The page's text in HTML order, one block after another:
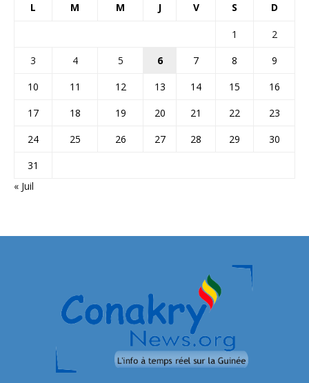
L M M J V S D
1
2
3
4 5 6 7 8
9
10
11 12 13 14 15
16
17
18 19 20 21 22
23
24
25 26 27 28 29
30
31
« Juil